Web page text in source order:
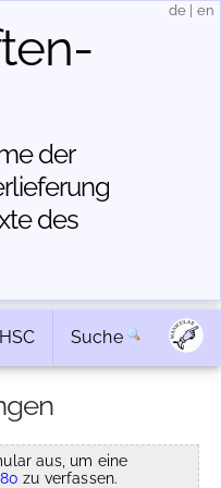
der
des
de en
HSC Suche
aus, um eine
zu verfassen.